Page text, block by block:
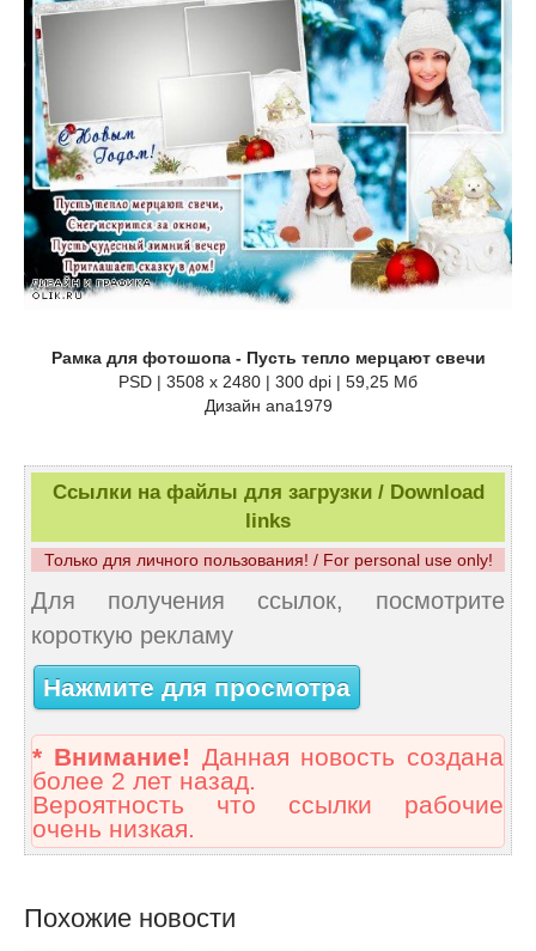
Рамка для фотошопа - Пусть тепло мерцают свечи
PSD | 3508 x 2480 | 300 dpi | 59,25 Мб
Дизайн аnа1979
Ссылки на файлы для загрузки / Download
links
Только для личного пользования! / For personal use only!
Для получения ссылок, посмотрите
короткую рекламу
Нажмите для просмотра
* Внимание! Данная новость создана
более 2 лет назад.
Вероятность что ссылки рабочие
очень низкая.
Похожие новости